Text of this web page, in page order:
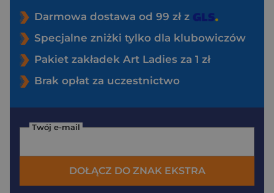
Darmowa dostawa od 99 zł z
Specjalne zniżki tylko dla klubowiczów
Pakiet zakładek Art Ladies za 1 zł
Brak opłat za uczestnictwo
Twój e-mail
DOŁĄCZ DO ZNAK EKSTRA